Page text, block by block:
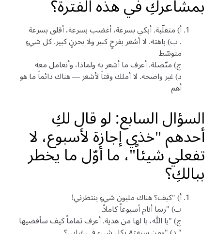
بمشاعركِ في هذه الفترة؟
أ) متقلّبة. أبكي بسرعة، أغضب بسرعة، أقلق بسرعة
. ب) باهتة. لا أشعر بفرحٍ كبير ولا بحزنٍ كبير. كل شيءٍ
متوسّط
ج) متّصلة. أعرف ما أشعر به ولماذا، وأتعامل معه
د) غير واضحة. لا أملك وقتاً لأشعر — هناك دائماً ما هو
أهم
السؤال السابع: لو قال لكِ
أحدهم "خذي إجازة لأسبوع، لا
تفعلي شيئاً"، ما أوّل ما يخطر
ببالكِ؟
أ) "كيف؟ هناك مليون شيءٍ ينتظرني!
ب) "ربما أنام أسبوعاً كاملاً.
ج) "يا الله، يا لها من هدية. أعرف تماماً كيف سأقضيها